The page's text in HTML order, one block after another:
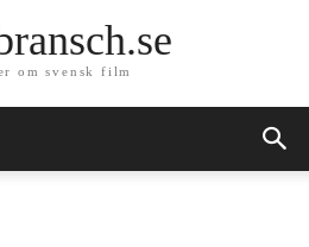
om svensk film